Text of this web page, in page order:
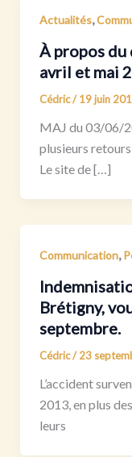
Actualités,
À propos du
avril et mai
Cédric/19 juin
MAJ du 03/06/
plusieurs
Le site de […]
Communication,
Brétigny,
septembre.
Cédric/23
L’accident
2013, en plus
leurs